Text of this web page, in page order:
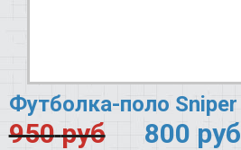
Футболка-поло
950 руб 800 руб